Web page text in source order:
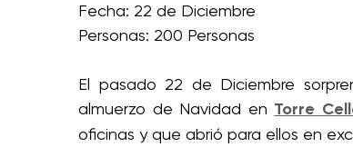
Fecha: 22 de Diciembre
Personas: 200 Personas
El pasado 22 de Diciembre
almuerzo de Navidad en Torre
oficinas y que abrió para ellos en